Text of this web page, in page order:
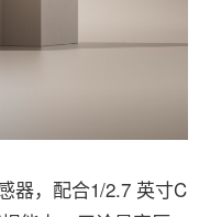
，配合1/2.7 英寸C